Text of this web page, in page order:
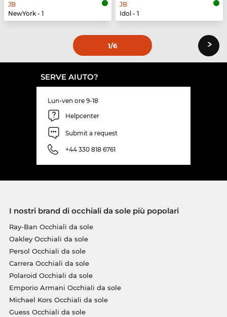
JB
NewYork - 1
JB
Idol - 1
1/6 ›
SERVE AIUTO?
Lun-ven ore 9-18
Helpcenter
Submit a request
+44 330 818 6761
I nostri brand di occhiali da sole più popolari
Ray-Ban Occhiali da sole
Oakley Occhiali da sole
Persol Occhiali da sole
Carrera Occhiali da sole
Polaroid Occhiali da sole
Emporio Armani Occhiali da sole
Michael Kors Occhiali da sole
Guess Occhiali da sole